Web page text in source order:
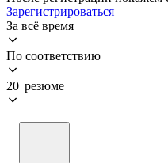
Зарегистрироваться
За всё время
По соответствию
20 резюме